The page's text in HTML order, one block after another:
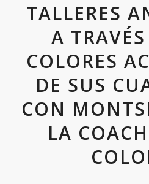
TALLERES
A
COLORES
DE SUS
CON
LA